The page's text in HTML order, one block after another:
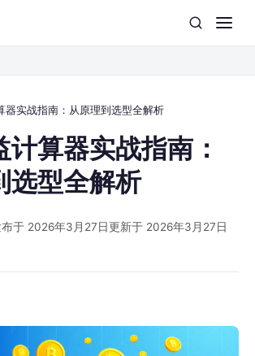
器实战指南：从原理到选型全解析
算器实战指南：
选型全解析
布于 2026年3月27日更新于 2026年3月27日